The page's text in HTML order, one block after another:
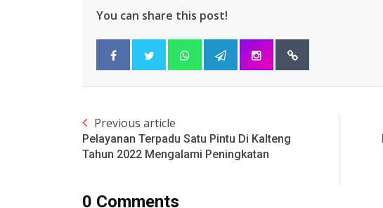
You can share this post!
Previous article
Pelayanan Terpadu Satu Pintu Di Kalteng
Tahun 2022 Mengalami Peningkatan
0 Comments